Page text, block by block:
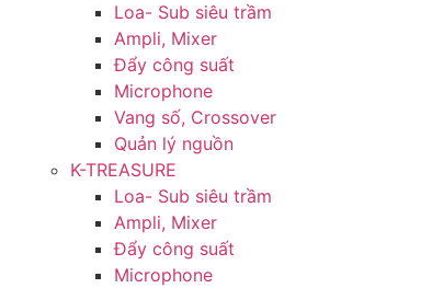
Loa- Sub siêu trầm
Ampli, Mixer
Đẩy công suất
Microphone
Vang số, Crossover
Quản lý nguồn
K-TREASURE
Loa- Sub siêu trầm
Ampli, Mixer
Đẩy công suất
Microphone